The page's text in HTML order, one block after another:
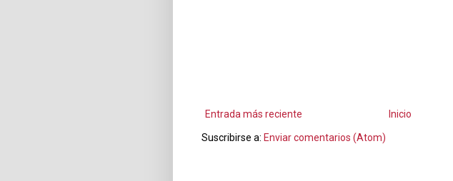
Entrada más reciente Inicio
Suscribirse a: Enviar comentarios (Atom)